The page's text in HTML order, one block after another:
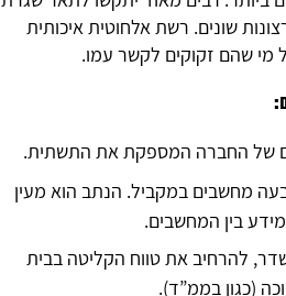
שונים. רשת אלחוטית איכותית
שהם זקוקים לקשר עמו.
של החברה המספקת את התשתית.
מחשבים במקביל. הנתב הוא מעין
בין המחשבים.
להרחיב את טווח הקליטה בבית
(כגון בממ”ד).